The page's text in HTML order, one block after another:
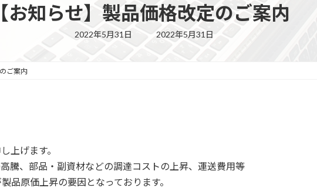
【お知らせ】製品価格改定のご案内
2022年5月31日
最
2022年5月31日
ご案内
上げます。
騰、部品・副資材などの調達コストの上昇、運送費用等
品原価上昇の要因となっております。